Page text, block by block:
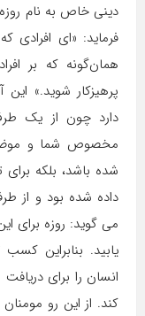
فرماید: «ای افرادی
همان‌گونه که بر
پرهیزکار شوید.»
دارد چون از یک
مخصوص شما و
شده باشد، بلکه برای
داده شده بود و از
می گوید: روزه برای
یابید. بنابراین
انسان را برای
کند. از این رو